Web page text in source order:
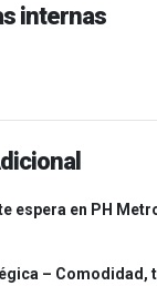
internas
te espera en PH
– Comodidad,